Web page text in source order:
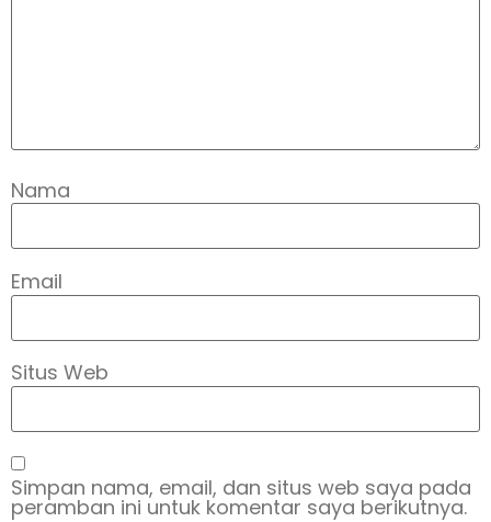
Nama
Email
Situs Web
Simpan nama, email, dan situs web saya pada
peramban ini untuk komentar saya berikutnya.